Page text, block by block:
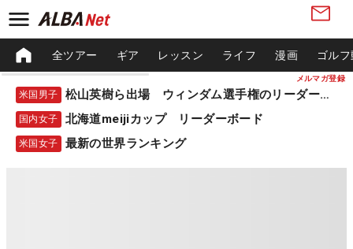
メルマガ登録
全ツアー ギア レッスン ライフ 漫画 ゴル
米国男子 松山英樹ら出場 ウィンダム選手権のリーダーボード
国内女子 北海道meijiカップ リーダーボード
米国女子 最新の世界ランキング